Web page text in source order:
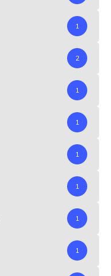
1
2
1
1
1
1
1
1